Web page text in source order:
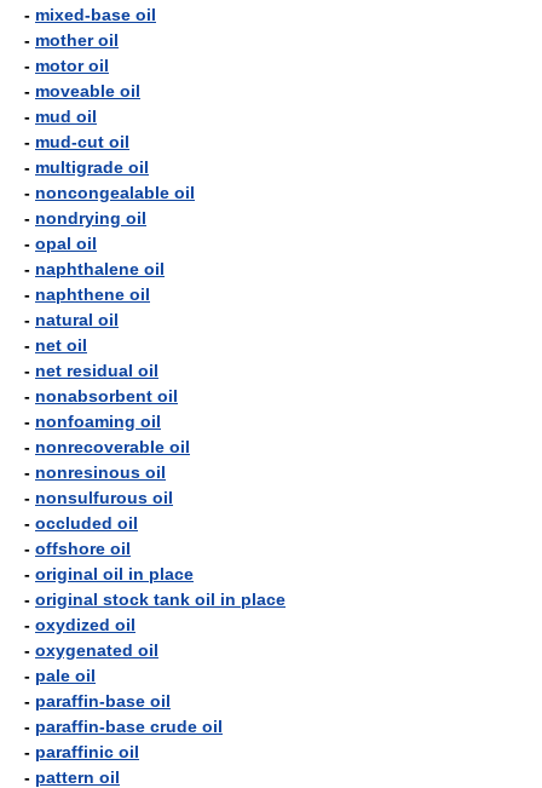
- mixed-base oil
- mother oil
- motor oil
- moveable oil
- mud oil
- mud-cut oil
- multigrade oil
- noncongealable oil
- nondrying oil
- opal oil
- naphthalene oil
- naphthene oil
- natural oil
- net oil
- net residual oil
- nonabsorbent oil
- nonfoaming oil
- nonrecoverable oil
- nonresinous oil
- nonsulfurous oil
- occluded oil
- offshore oil
- original oil in place
- original stock tank oil in place
- oxydized oil
- oxygenated oil
- pale oil
- paraffin-base oil
- paraffin-base crude oil
- paraffinic oil
- pattern oil